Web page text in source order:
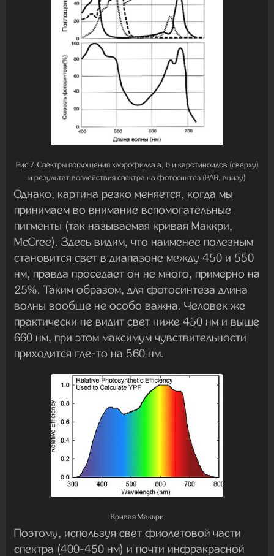
Рис 7. Спектры поглощения хлорофилла a, b и каротиноидов (сверху)
и результат воздействия спектра на фотосинтез (PAR, внизу)
Однако, картина резко меняется, когда мы
принимаем во внимание вспомогательные
пигменты (так называемая кривая Маккри,
McCree). Здесь видим, что наименее полезным
становится свет в диапазоне между 450 и 550
нм, правда проседает он не много, примерно на
25%. Таким образом, для фотосинтеза длина
волны вообще не особо важна. Человек же
практически не видит свет ниже 450 нм и выше
660 нм, при этом максимум чувствительности
приходится где-то на 560 нм.
Кривая Маккри
Поэтому, используя свет фиолетовой части
спектра (400-450 нм) и почти инфракрасной